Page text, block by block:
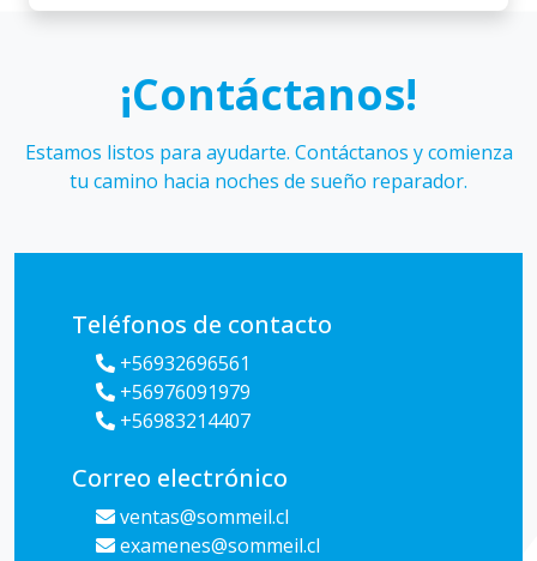
¡Contáctanos!
Estamos listos para ayudarte. Contáctanos y comienza
tu camino hacia noches de sueño reparador.
Teléfonos de contacto
+56932696561
+56976091979
+56983214407
Correo electrónico
ventas@sommeil.cl
examenes@sommeil.cl